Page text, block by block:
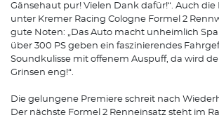
Gänsehaut pur! Vielen Dank dafür!“. Auch die
unter Kremer Racing Cologne Formel 2
gute Noten: „Das Auto macht unheimlich
über 300 PS geben ein faszinierendes
Soundkulisse mit offenem Auspuff, da wird
Grinsen eng!“.
Die gelungene Premiere schreit nach
Der nächste Formel 2 Renneinsatz steht im